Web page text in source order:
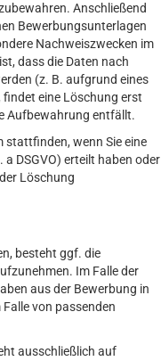
Anschließend
Bewerbungsunterlagen
Nachweiszwecken im
dass die Daten nach
(z. B. aufgrund eines
eine Löschung erst
Aufbewahrung entfällt.
stattfinden, wenn Sie eine
DSGVO) erteilt haben oder
Löschung
besteht ggf. die
Im Falle der
aus der Bewerbung in
von passenden
ausschließlich auf